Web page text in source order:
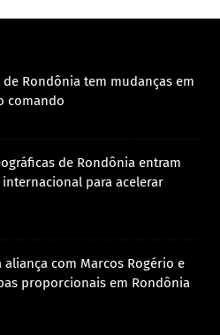
Rondônia tem mudanças em
comando
de Rondônia entram
para acelerar
aliança com Marcos Rogério e
proporcionais em Rondônia